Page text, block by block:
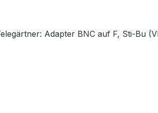
Telegärtner: Adapter BNC auf